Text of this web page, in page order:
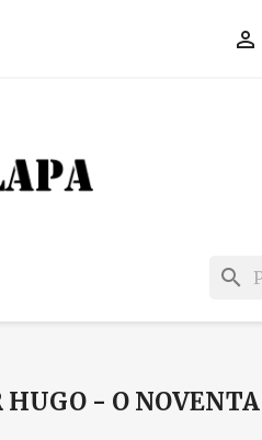

search
HUGO - O NOVENTA